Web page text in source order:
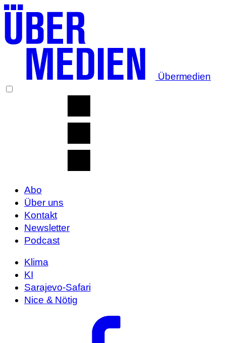
Übermedien
Abo
Über uns
Kontakt
Newsletter
Podcast
Klima
KI
Sarajevo-Safari
Nice & Nötig